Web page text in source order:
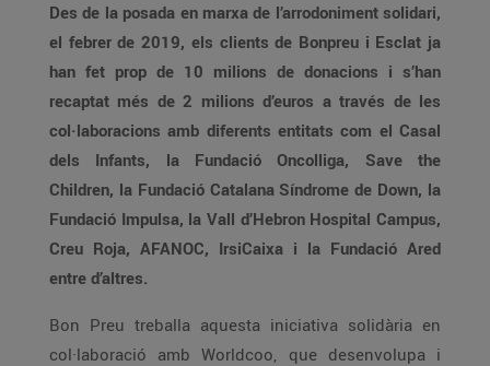
Des de la posada en marxa de l’arrodoniment solidari,
el febrer de 2019, els clients de Bonpreu i Esclat ja
han fet prop de 10 milions de donacions i s’han
recaptat més de 2 milions d’euros a través de les
col·laboracions amb diferents entitats com el Casal
dels Infants, la Fundació Oncolliga, Save the
Children, la Fundació Catalana Síndrome de Down, la
Fundació Impulsa, la Vall d’Hebron Hospital Campus,
Creu Roja, AFANOC, IrsiCaixa i la Fundació Ared
entre d’altres.
Bon Preu treballa aquesta iniciativa solidària en
col·laboració amb Worldcoo, que desenvolupa i